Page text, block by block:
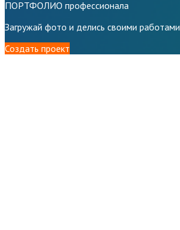
ПОРТФОЛИО профессионала
Загружай фото и делись своими работами
Создать проект